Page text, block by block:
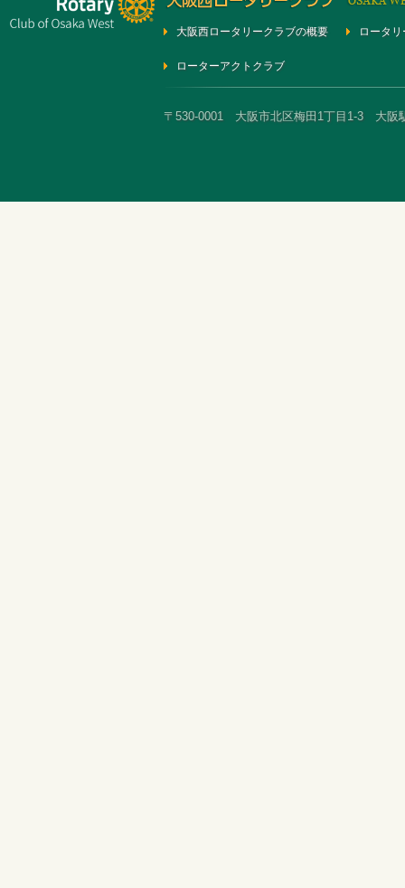
大阪西ロータリークラブの概要 ロータ
ローターアクトクラブ
〒530-0001 大阪市北区梅田1丁目1-3 大阪